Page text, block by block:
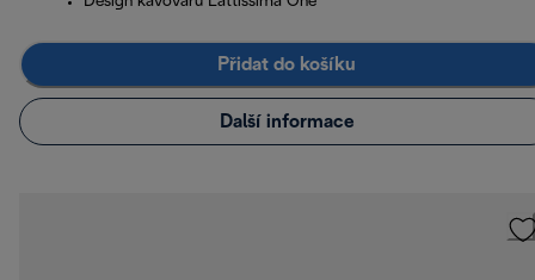
Přidat do košíku
Další informace